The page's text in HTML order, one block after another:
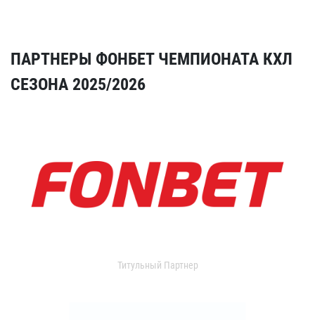
ПАРТНЕРЫ ФОНБЕТ ЧЕМПИОНАТА КХЛ
СЕЗОНА 2025/2026
Титульный Партнер